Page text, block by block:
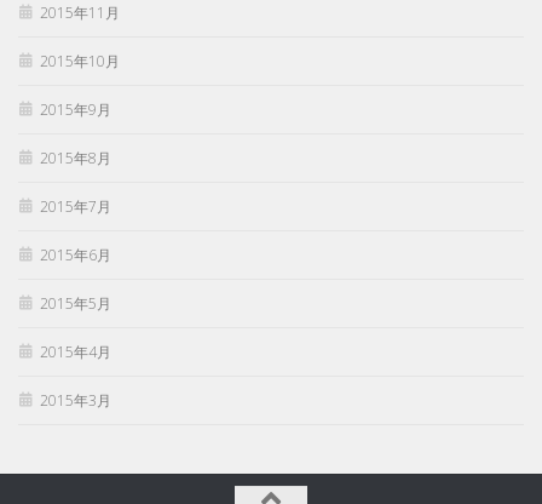
2015年11月
2015年10月
2015年9月
2015年8月
2015年7月
2015年6月
2015年5月
2015年4月
2015年3月